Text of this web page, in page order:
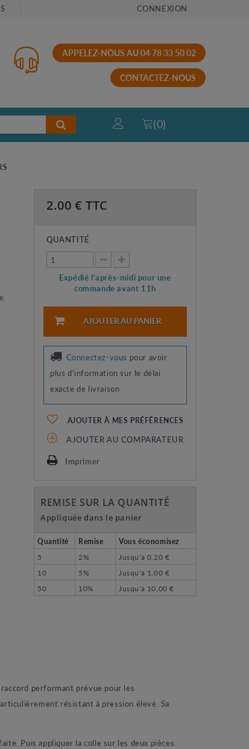
CONNEXION
APPELEZ-NOUS AU 04 78 33 50 02
CONTACTEZ-NOUS
(0)
2.00 € TTC
QUANTITÉ
Expédié l'après-midi pour une
commande avant 11h
AJOUTER AU PANIER
Connectez-vous pour avoir
plus d'information sur le délai
exacte de livraison
AJOUTER À MES PRÉFÉRENCES
AJOUTER AU COMPARATEUR
Imprimer
REMISE SUR LA QUANTITÉ
Appliquée dans le panier
Quantité Remise
Vous économisez
5
2% Jusqu'à 0,20 €
10
5% Jusqu'à 1,00 €
50
10% Jusqu'à 10,00 €
performant prévue pour les
résistant à pression élevé. Sa
Puis appliquer la colle sur les deux pièces